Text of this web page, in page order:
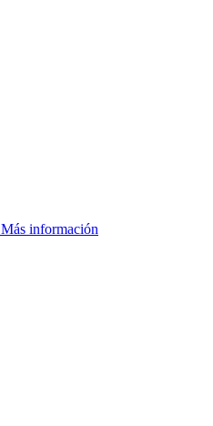
Más información